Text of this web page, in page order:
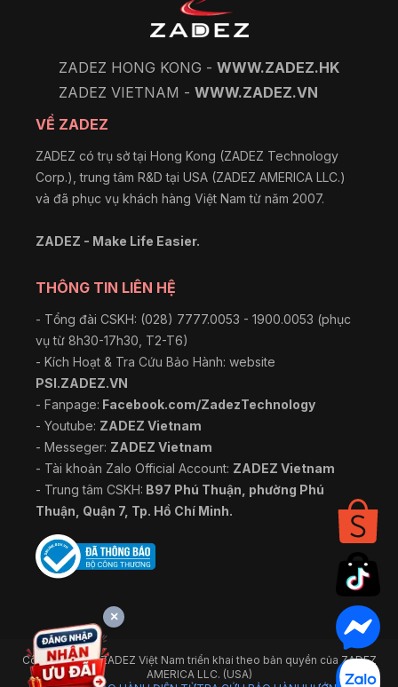
ZADEZ HONG KONG - WWW.ZADEZ.HK
ZADEZ VIETNAM - WWW.ZADEZ.VN
VỀ ZADEZ
ZADEZ có trụ sở tại Hong Kong (ZADEZ Technology
Corp.), trung tâm R&D tại USA (ZADEZ AMERICA LLC.)
và đã phục vụ khách hàng Việt Nam từ năm 2007.
ZADEZ - Make Life Easier.
THÔNG TIN LIÊN HỆ
- Tổng đài CSKH: (028) 7777.0053 - 1900.0053 (phục
vụ từ 8h30-17h30, T2-T6)
- Kích Hoạt & Tra Cứu Bảo Hành: website
PSI.ZADEZ.VN
- Fanpage: Facebook.com/ZadezTechnology
- Youtube: ZADEZ Vietnam
- Messeger: ZADEZ Vietnam
- Tài khoản Zalo Official Account: ZADEZ Vietnam
- Trung tâm CSKH: B97 Phú Thuận, phường Phú
Thuận, Quận 7, Tp. Hồ Chí Minh.
Công ty TNHH ZADEZ Việt Nam triển khai theo bản quyền của ZADEZ
AMERICA LLC. (USA)
×